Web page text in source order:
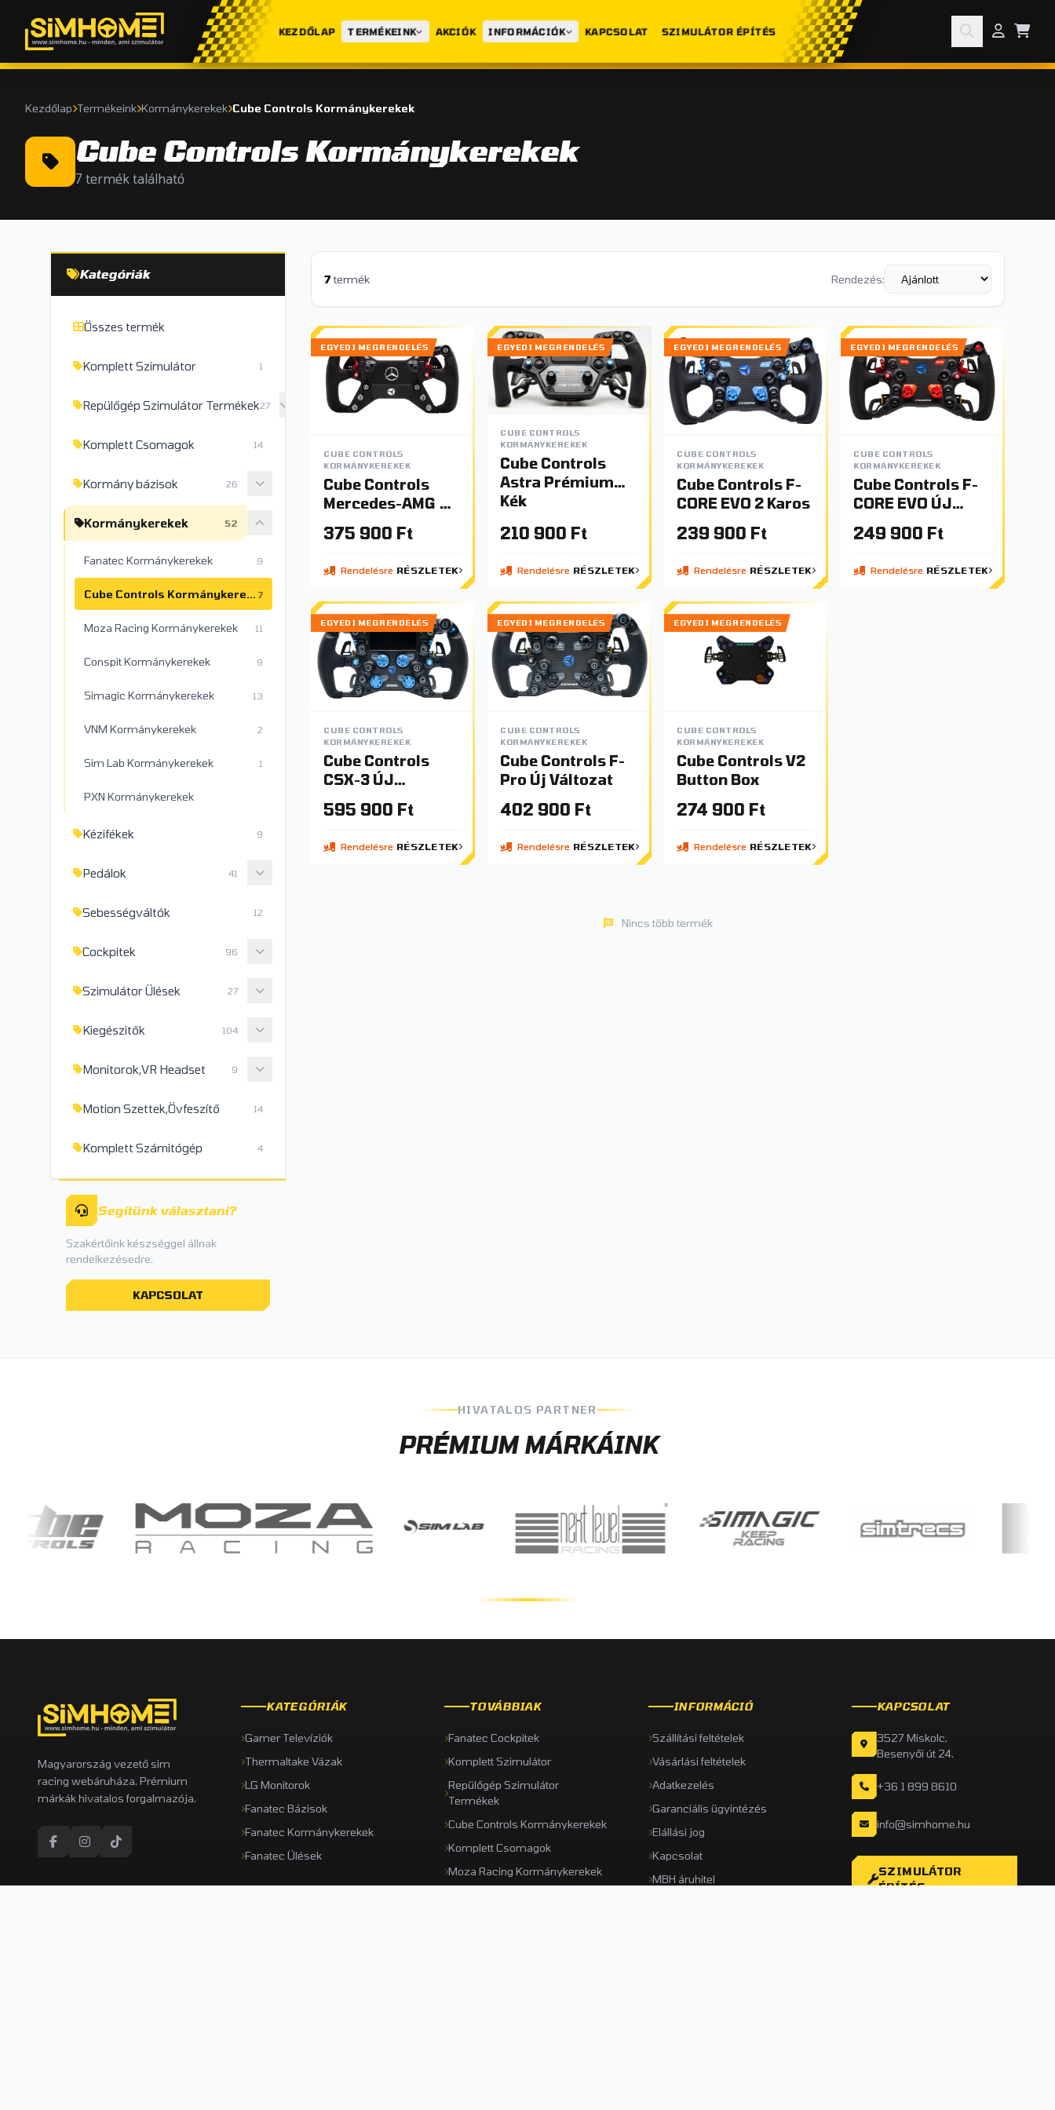
KEZDŐLAP TERMÉKEINK AKCIÓK INFORMÁCIÓK KAPCSOLAT SZIMULÁTOR ÉPÍTÉS
Kezdőlap Termékeink Kormánykerekek Cube Controls Kormánykerekek
Cube Controls Kormánykerekek
7 termék található
Kategóriák
Összes termék
Komplett Szimulátor 1
Repülőgép Szimulátor Termékek27
Komplett Csomagok 14
Kormány bázisok 26
Kormánykerekek 52
Fanatec Kormánykerekek 9
Cube Controls Kormánykerekek 7
Moza Racing Kormánykerekek 11
Conspit Kormánykerekek 9
Simagic Kormánykerekek 13
VNM Kormánykerekek 2
Sim Lab Kormánykerekek 1
PXN Kormánykerekek
Kézifékek 9
Pedálok 41
Sebességváltók 12
Cockpitek 96
Szimulátor Ülések 27
Kiegészitők 104
Monitorok,VR Headset 9
Motion Szettek,Övfeszítő 14
Komplett Számitógép 4
Segítünk választani?
Szakértőink készséggel állnak
rendelkezésedre.
KAPCSOLAT
7 termék Rendezés:
EGYEDI MEGRENDELÉS
CUBE CONTROLS
KORMÁNYKEREKEK
Cube Controls
Mercedes-AMG GT
kormánykerék
375 900 Ft
Rendelésre RÉSZLETEK
EGYEDI MEGRENDELÉS
CUBE CONTROLS
KORMÁNYKEREKEK
Cube Controls
Astra Prémium
Kék
210 900 Ft
Rendelésre RÉSZLETEK
EGYEDI MEGRENDELÉS
CUBE CONTROLS
KORMÁNYKEREKEK
Cube Controls F-
CORE EVO 2 Karos
239 900 Ft
Rendelésre RÉSZLETEK
EGYEDI MEGRENDELÉS
CUBE CONTROLS
KORMÁNYKEREKEK
Cube Controls F-
CORE EVO ÚJ
249 900 Ft
Rendelésre RÉSZLETEK
EGYEDI MEGRENDELÉS
CUBE CONTROLS
KORMÁNYKEREKEK
Cube Controls
CSX-3 ÚJ
595 900 Ft
Rendelésre RÉSZLETEK
EGYEDI MEGRENDELÉS
CUBE CONTROLS
KORMÁNYKEREKEK
Cube Controls F-
Pro Új Változat
402 900 Ft
Rendelésre RÉSZLETEK
EGYEDI MEGRENDELÉS
CUBE CONTROLS
KORMÁNYKEREKEK
Cube Controls V2
Button Box
274 900 Ft
Rendelésre RÉSZLETEK
Nincs több termék
HIVATALOS PARTNER
PRÉMIUM MÁRKÁINK
Magyarország vezető sim
racing webáruháza. Prémium
márkák hivatalos forgalmazója.
KATEGÓRIÁK
Gamer Televíziók
Thermaltake Vázak
LG Monitorok
Fanatec Bázisok
Fanatec Kormánykerekek
Fanatec Ülések
TOVÁBBIAK
Fanatec Cockpitek
Komplett Szimulátor
Repülőgép Szimulátor
Termékek
Cube Controls Kormánykerekek
Komplett Csomagok
Moza Racing Kormánykerekek
INFORMÁCIÓ
Szállítási feltételek
Vásárlási feltételek
Adatkezelés
Garanciális ügyintézés
Elállási jog
Kapcsolat
MBH áruhitel
KAPCSOLAT
3527 Miskolc,
Besenyői út 24.
+36 1 899 8610
info@simhome.hu
SZIMULÁTOR
ÉPÍTÉS